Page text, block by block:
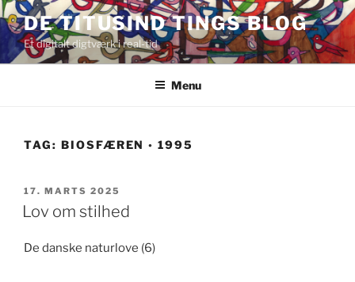
Videre
til
indhold
DE TITUSIND TINGS BLOG
Et digitalt digtværk i real-tid
Menu
TAG: BIOSFÆREN ◦ 1995
UDGIVET
DEN
17. MARTS 2025
Lov om stilhed
De danske naturlove (6)